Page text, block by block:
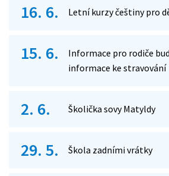
16. 6. Letní kurzy češtiny pro
15. 6.
Informace pro rodiče
informace ke stravování
2. 6. Školička sovy Matyldy
29. 5. Škola zadními vrátky